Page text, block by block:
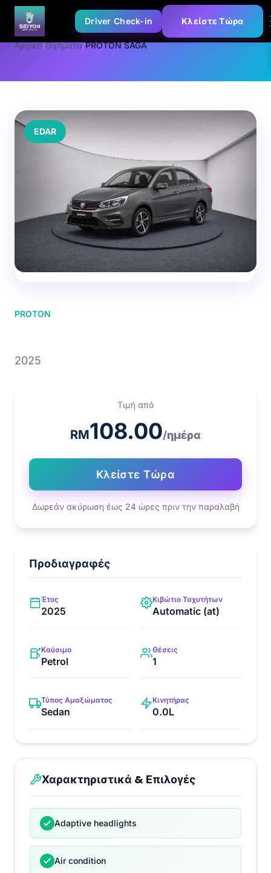
Driver Check-in Κλείστε Τώρα
Αρχική/Οχήματα/PROTON SAGA
EDAR
PROTON
2025
Τιμή από
RM108.00/ημέρα
Κλείστε Τώρα
Δωρεάν ακύρωση έως 24 ώρες πριν την παραλαβή
Προδιαγραφές
Έτος
2025
Κιβώτιο Ταχυτήτων
Automatic (at)
Καύσιμο
Petrol
Θέσεις
1
Τύπος Αμαξώματος
Sedan
Κινητήρας
0.0L
Χαρακτηριστικά & Επιλογές
Adaptive headlights
Air condition